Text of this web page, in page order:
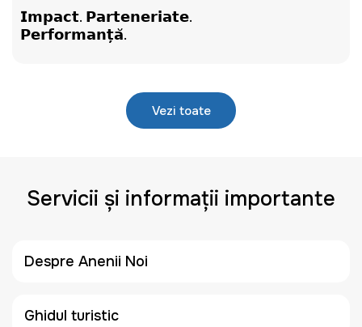
𝗜𝗺𝗽𝗮𝗰𝘁. 𝗣𝗮𝗿𝘁𝗲𝗻𝗲𝗿𝗶𝗮𝘁𝗲.
𝗣𝗲𝗿𝗳𝗼𝗿𝗺𝗮𝗻𝘁̦𝗮̆.
Vezi toate
Servicii și informații importante
Despre Anenii Noi
Ghidul turistic